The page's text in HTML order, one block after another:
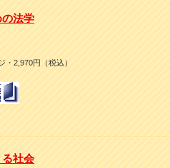
法学
・2,970円（税込）
社会